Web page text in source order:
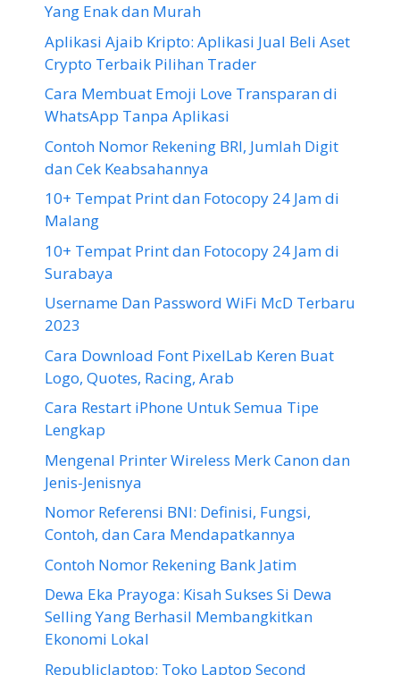
Yang Enak dan Murah
Aplikasi Ajaib Kripto: Aplikasi Jual Beli Aset
Crypto Terbaik Pilihan Trader
Cara Membuat Emoji Love Transparan di
WhatsApp Tanpa Aplikasi
Contoh Nomor Rekening BRI, Jumlah Digit
dan Cek Keabsahannya
10+ Tempat Print dan Fotocopy 24 Jam di
Malang
10+ Tempat Print dan Fotocopy 24 Jam di
Surabaya
Username Dan Password WiFi McD Terbaru
2023
Cara Download Font PixelLab Keren Buat
Logo, Quotes, Racing, Arab
Cara Restart iPhone Untuk Semua Tipe
Lengkap
Mengenal Printer Wireless Merk Canon dan
Jenis-Jenisnya
Nomor Referensi BNI: Definisi, Fungsi,
Contoh, dan Cara Mendapatkannya
Contoh Nomor Rekening Bank Jatim
Dewa Eka Prayoga: Kisah Sukses Si Dewa
Selling Yang Berhasil Membangkitkan
Ekonomi Lokal
Republiclaptop: Toko Laptop Second